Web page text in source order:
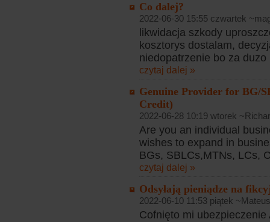
Co dalej?
2022-06-30 15:55 czwartek
likwidacja szkody
kosztorys dostalam,
niedopatrzenie bo za
czytaj dalej »
Genuine Provider for BG/
Credit)
2022-06-28 10:19 wtorek
Are you an individual
wishes to expand in
BGs, SBLCs,MTNs, LCs,
czytaj dalej »
Odsyłają pieniądze na
2022-06-10 11:53 piątek
Cofnięto mi